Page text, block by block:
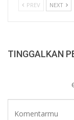
PREV NEXT
TINGGALKAN